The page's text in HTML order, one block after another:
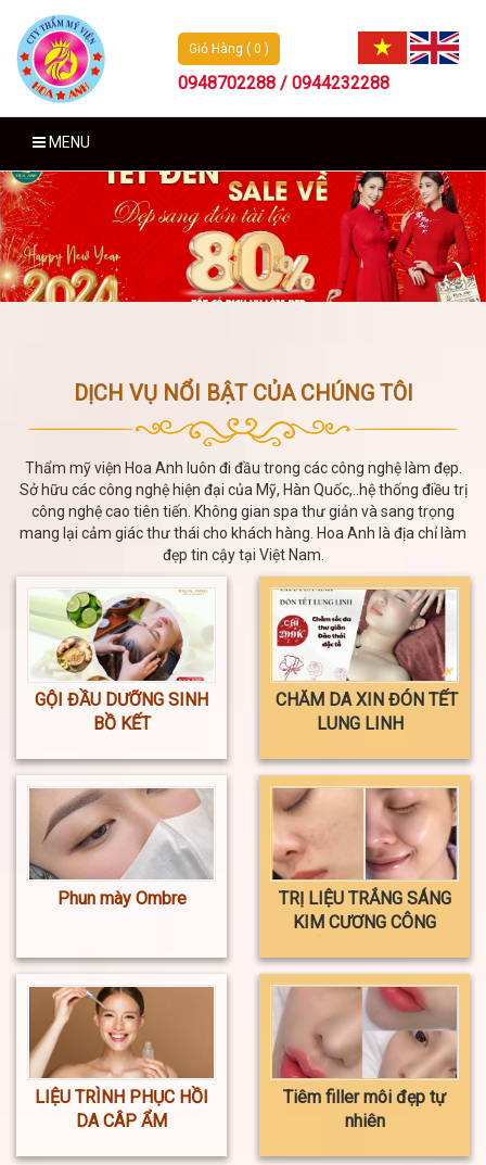
Giỏ Hàng ( 0 )
0948702288 / 0944232288
MENU
DỊCH VỤ NỔI BẬT CỦA CHÚNG TÔI
Thẩm mỹ viện Hoa Anh luôn đi đầu trong các công nghệ làm đẹp.
Sở hữu các công nghệ hiện đại của Mỹ, Hàn Quốc,..hệ thống điều trị
công nghệ cao tiên tiến. Không gian spa thư giản và sang trọng
mang lại cảm giác thư thái cho khách hàng. Hoa Anh là địa chỉ làm
đẹp tin cậy tại Việt Nam.
GỘI ĐẦU DƯỠNG SINH
BỒ KẾT
CHĂM DA XIN ĐÓN TẾT
LUNG LINH
Phun mày Ombre
TRỊ LIỆU TRẮNG SÁNG
KIM CƯƠNG CÔNG
LIỆU TRÌNH PHỤC HỒI
DA CÂP ẨM
Tiêm filler môi đẹp tự
nhiên